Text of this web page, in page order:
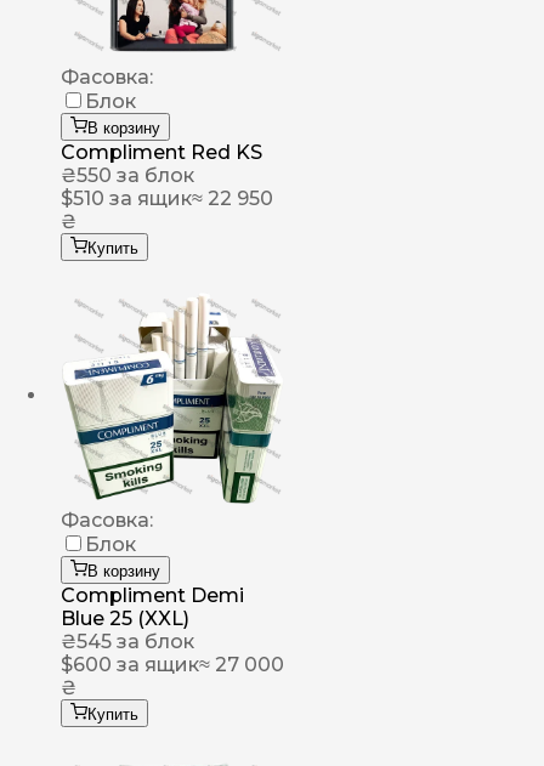
Фасовка:
Блок
В корзину
Compliment Red KS
₴550 за блок
$510 за ящик≈ 22 950
₴
Купить
Фасовка:
Блок
В корзину
Compliment Demi
Blue 25 (XXL)
₴545 за блок
$600 за ящик≈ 27 000
₴
Купить